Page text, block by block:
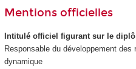
Mentions officielles
Intitulé officiel figurant sur le
Responsable du développement
dynamique